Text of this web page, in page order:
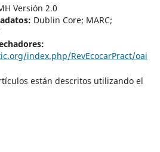
Versión 2.0
Dublin Core; MARC;
index.php/RevEcocarPract/oai
están descritos utilizando el